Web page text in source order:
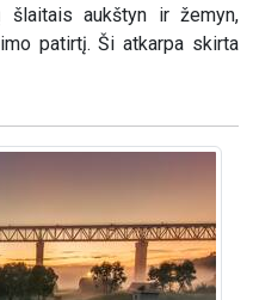
šlaitais aukštyn ir žemyn,
patirtį. Ši atkarpa skirta